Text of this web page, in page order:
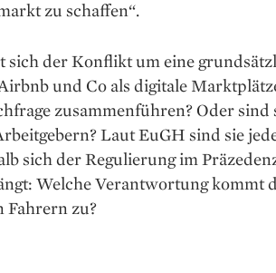
zu schaffen“.
sich der Konflikt um eine
und Co als digitale
zusammenführen? Oder sind
Laut EuGH sind sie
sich der Regulierung im
Welche Verantwortung kommt
Fahrern zu?